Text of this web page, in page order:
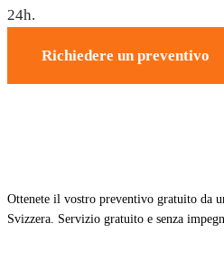
24h.
Richiedere un preventivo
Ottenete il vostro preventivo gratuito da
Svizzera. Servizio gratuito e senza